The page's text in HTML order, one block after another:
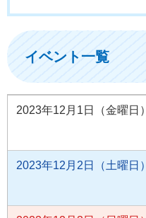
イベント一覧
2023年12月1日（金曜日）
2023年12月2日（土曜日）